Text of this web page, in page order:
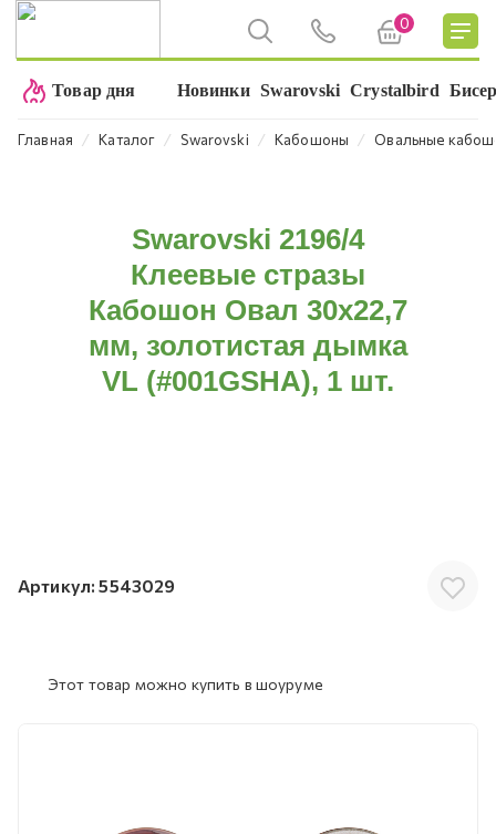
0
Товар дня Новинки Swarovski Crystalbird
Главная ⁄ Каталог ⁄ Swarovski ⁄ Кабошоны ⁄ Овальные
Swarovski 2196/4
Клеевые стразы
Кабошон Овал 30х22,7
мм, золотистая дымка
VL (#001GSHA), 1 шт.
Артикул: 5543029
Этот товар можно купить в шоуруме